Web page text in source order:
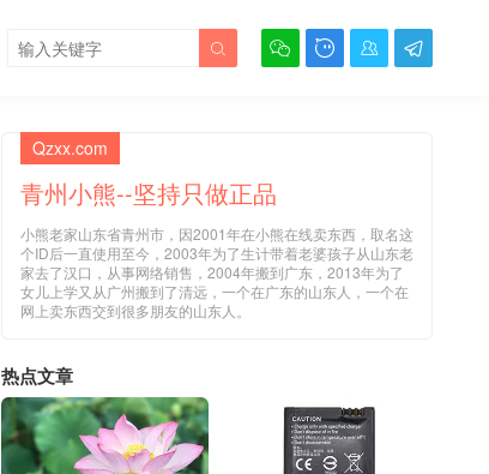
   

Qzxx.com
青州小熊--坚持只做正品
小熊老家山东省青州市，因2001年在小熊在线卖东西，取名这
个ID后一直使用至今，2003年为了生计带着老婆孩子从山东老
家去了汉口，从事网络销售，2004年搬到广东，2013年为了
女儿上学又从广州搬到了清远，一个在广东的山东人，一个在
网上卖东西交到很多朋友的山东人。
热点文章